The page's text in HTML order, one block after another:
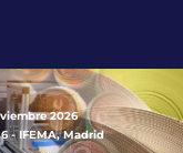
2026
- IFEMA, Madrid